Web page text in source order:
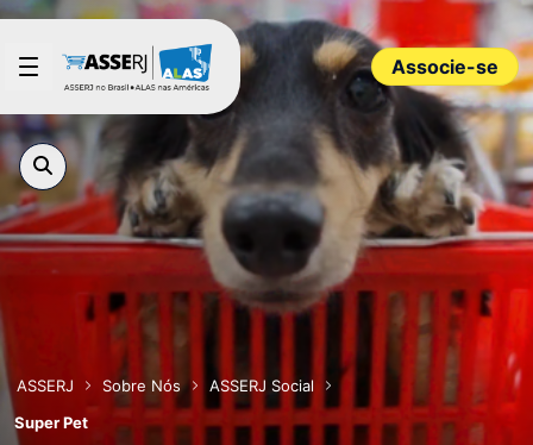
Pular para o Conteúdo principal
Associe-se
ASSERJ Sobre Nós
ASSERJ Social
Super Pet